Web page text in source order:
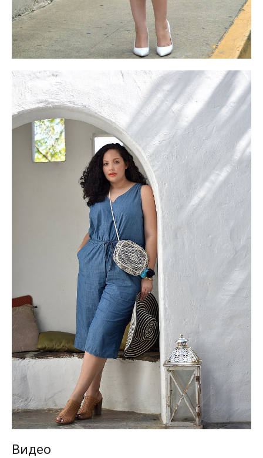
Видео